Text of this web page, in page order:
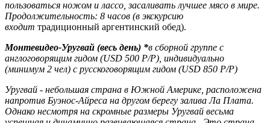
пользоваться ножом и лассо, засаливать лучшее мясо в мире.
Продолжительность: 8 часов (в экскурсию
входит традиционный аргентинский обед).
Монтевидео-Уругвай (весь день) *в сборной группе с
англоговорящим гидом (USD 500 P/P), индивидуально
(минимум 2 чел) с русскоговорящим гидом (USD 850 P/P)
Уругвай - небольшая страна в Южной Америке, расположена
напротив Буэнос-Айреса на другом берегу залива Ла Плата.
Однако несмотря на скромные размеры Уругвай весьма